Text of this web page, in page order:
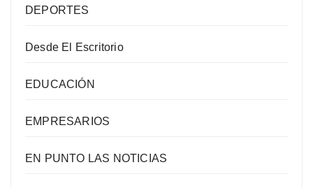
DEPORTES
Desde El Escritorio
EDUCACIÓN
EMPRESARIOS
EN PUNTO LAS NOTICIAS